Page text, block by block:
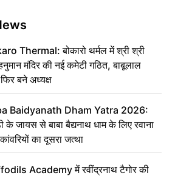
Thermal: बोकारो थर्मल में श्री श्री
मंदिर की नई कमेटी गठित, बाबूलाल
फिर बने अध्यक्ष
Baidyanath Dham Yatra 2026:
के जायस से बाबा बैद्यनाथ धाम के लिए रवाना
का दूसरा जत्था
Academy में रवींद्रनाथ टैगोर की